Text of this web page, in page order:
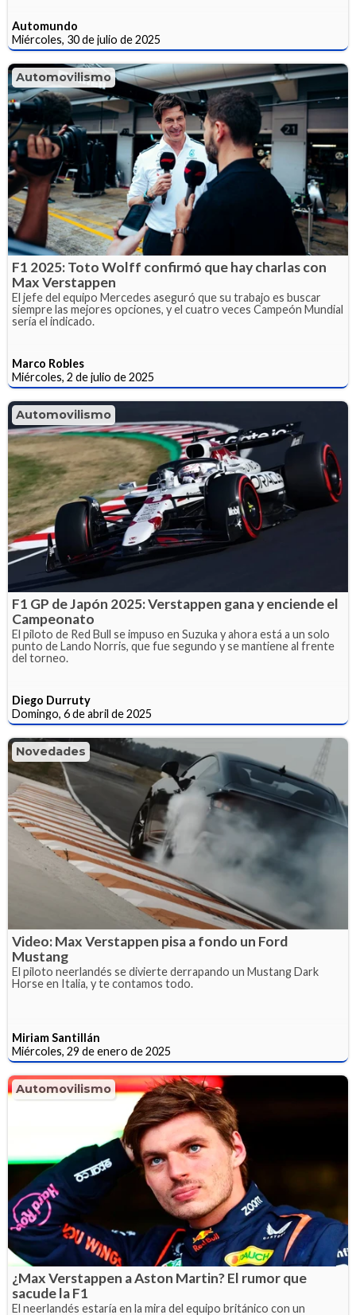
Automundo
Miércoles, 30 de julio de 2025
Automovilismo
F1 2025: Toto Wolff confirmó que hay charlas con
Max Verstappen
El jefe del equipo Mercedes aseguró que su trabajo es buscar
siempre las mejores opciones, y el cuatro veces Campeón Mundial
sería el indicado.
Marco Robles
Miércoles, 2 de julio de 2025
Automovilismo
F1 GP de Japón 2025: Verstappen gana y enciende el
Campeonato
El piloto de Red Bull se impuso en Suzuka y ahora está a un solo
punto de Lando Norris, que fue segundo y se mantiene al frente
del torneo.
Diego Durruty
Domingo, 6 de abril de 2025
Novedades
Video: Max Verstappen pisa a fondo un Ford
Mustang
El piloto neerlandés se divierte derrapando un Mustang Dark
Horse en Italia, y te contamos todo.
Miriam Santillán
Miércoles, 29 de enero de 2025
Automovilismo
¿Max Verstappen a Aston Martin? El rumor que
sacude la F1
El neerlandés estaría en la mira del equipo británico con un